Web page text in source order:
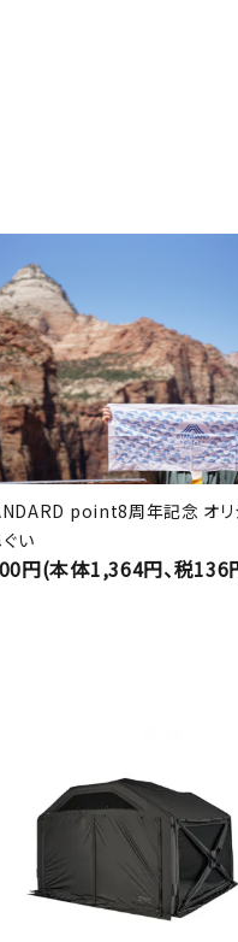
point8周年記念 オリ
い
円(本体1,364円、税136